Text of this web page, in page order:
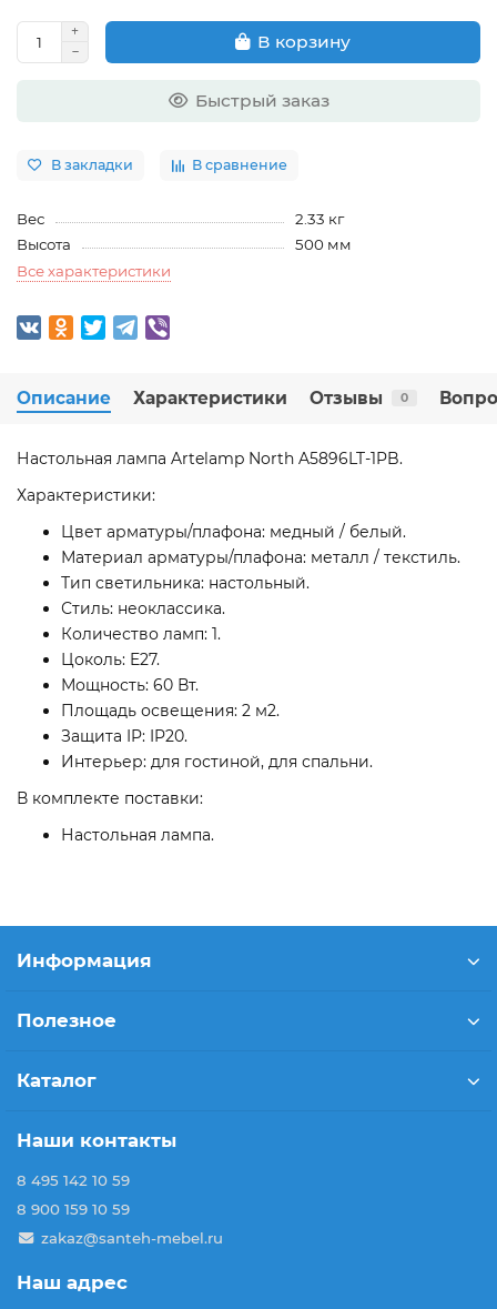
В корзину
Быстрый заказ
В закладки В сравнение
Вес
2.33 кг
Высота
500 мм
Все характеристики
Описание Характеристики Отзывы 0
Настольная лампа Artelamp North A5896LT-1PB.
Характеристики:
Цвет арматуры/плафона: медный / белый.
Материал арматуры/плафона: металл / текстиль.
Тип светильника: настольный.
Стиль: неоклассика.
Количество ламп: 1.
Цоколь: E27.
Мощность: 60 Вт.
Площадь освещения: 2 м2.
Защита IP: IP20.
Интерьер: для гостиной, для спальни.
В комплекте поставки:
Настольная лампа.
Информация
Полезное
Каталог
Наши контакты
8 495 142 10 59
8 900 159 10 59
zakaz@santeh-mebel.ru
Наш адрес